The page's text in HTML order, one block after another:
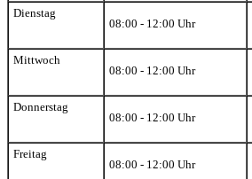
Dienstag
08:00 - 12:00 Uhr
Mittwoch
08:00 - 12:00 Uhr
Donnerstag
08:00 - 12:00 Uhr
Freitag
08:00 - 12:00 Uhr